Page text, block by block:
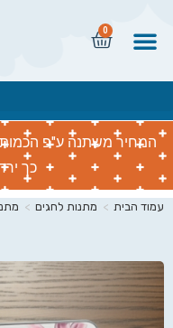
0
המחיר משתנה ע"פ הכמות
כך
עמוד הבית > מתנות לחגים >